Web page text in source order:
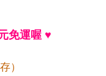
免運喔 ♥
）